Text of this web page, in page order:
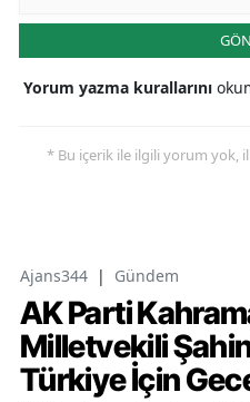
Yorum yazma kurallarını
* Bu içerik ile ilgili yorum yok,
Ajans344 | Gündem
AK Parti
Milletvekili
Türkiye İçin